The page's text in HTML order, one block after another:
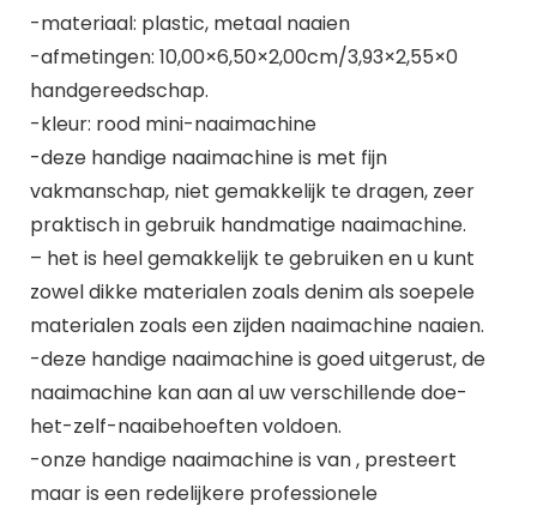
-materiaal: plastic, metaal naaien
-afmetingen: 10,00×6,50×2,00cm/3,93×2,55×0
handgereedschap.
-kleur: rood mini-naaimachine
-deze handige naaimachine is met fijn
vakmanschap, niet gemakkelijk te dragen, zeer
praktisch in gebruik handmatige naaimachine.
– het is heel gemakkelijk te gebruiken en u kunt
zowel dikke materialen zoals denim als soepele
materialen zoals een zijden naaimachine naaien.
-deze handige naaimachine is goed uitgerust, de
naaimachine kan aan al uw verschillende doe-
het-zelf-naaibehoeften voldoen.
-onze handige naaimachine is van , presteert
maar is een redelijkere professionele